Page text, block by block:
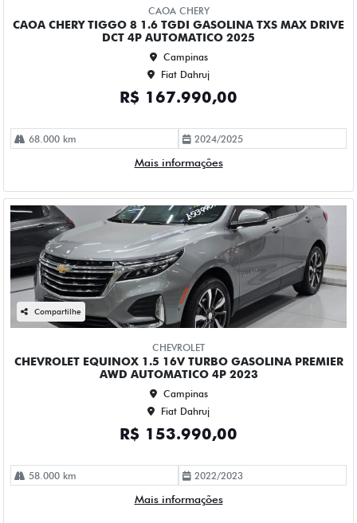
Fiat Dahruj
R$ 153.990,00
2022/2023
Mais informações
Compartilhe
FIAT
FIAT FASTBACK 1.0 TURBO 200 HYBRID AUDACE CVT
HIBRIDO 4P AUTOMATICO 2026
Campinas
Fiat Dahruj
R$ 149.990,00
2025/2026
Mais informações